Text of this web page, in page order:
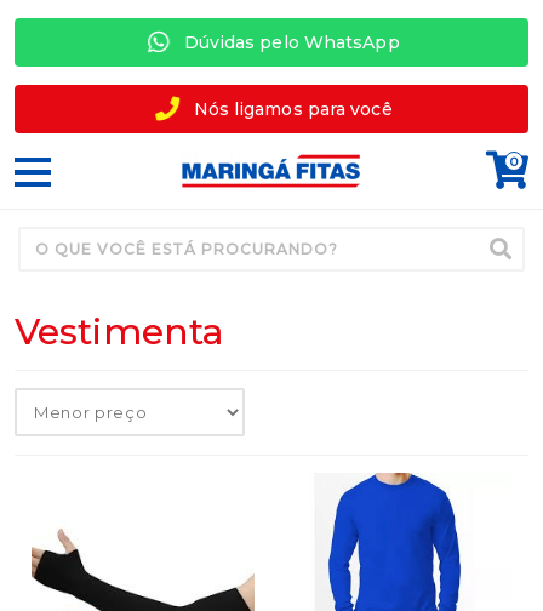
Dúvidas pelo WhatsApp
Nós ligamos para você
0
Vestimenta